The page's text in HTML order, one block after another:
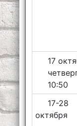
17
10:50
17-28
октября